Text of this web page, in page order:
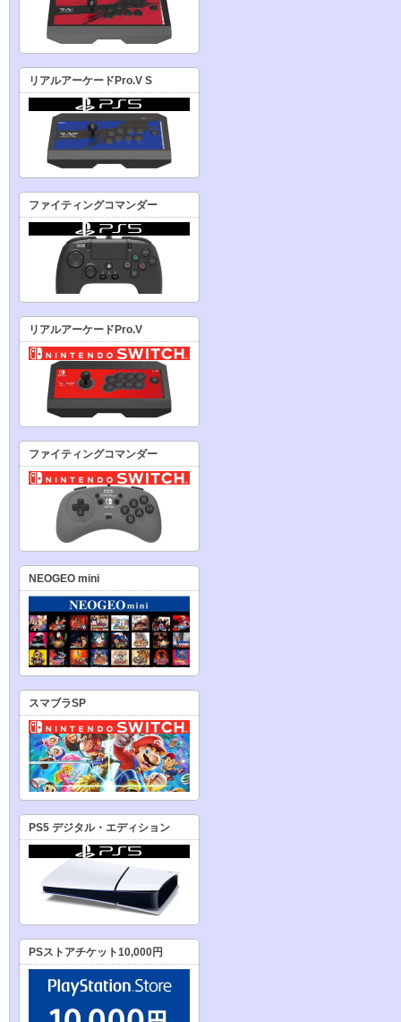
リアルアーケードPro.V S
ファイティングコマンダー
リアルアーケードPro.V
ファイティングコマンダー
NEOGEO mini
スマブラSP
PS5 デジタル・エディション
PSストアチケット10,000円